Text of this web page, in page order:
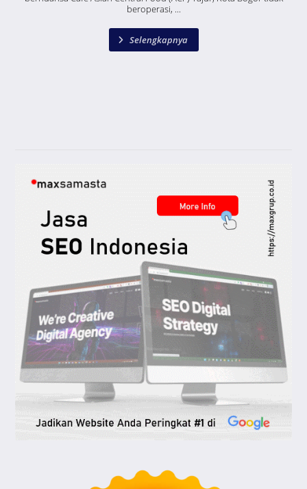
beroperasi, ...
Selengkapnya